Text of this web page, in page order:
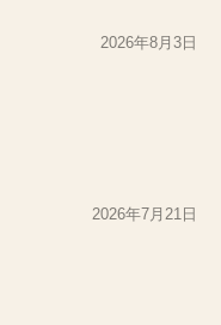
2026年8月3日
2026年7月21日